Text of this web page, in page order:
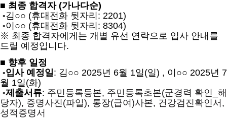
■ 최종 합격자 (가나다순)
▪김○○ (휴대전화 뒷자리: 2201)
▪이○○ (휴대전화 뒷자리: 8304)
※ 최종 합격자에게는 개별 유선 연락으로 입사 안내를
드릴 예정입니다.
■ 향후 일정
▪입사 예정일: 김○○ 2025년 6월 1일(일) , 이○○ 2025년 7
월 1일(화)
▪제출서류: 주민등록등본, 주민등록초본(군경력 확인_해
당자), 증명사진(파일), 통장(급여)사본, 건강검진확인서,
성적증명서